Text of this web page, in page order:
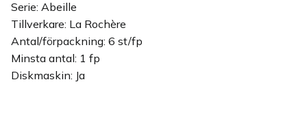
Serie: Abeille
Tillverkare: La Rochère
Antal/förpackning: 6 st/fp
Minsta antal: 1 fp
Diskmaskin: Ja